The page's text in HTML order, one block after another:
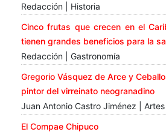
Redacción | Historia
Cinco frutas que crecen en el
tienen grandes beneficios para la
Redacción | Gastronomía
Gregorio Vásquez de Arce y
pintor del virreinato neogranadino
Juan Antonio Castro Jiménez |
El Compae Chipuco